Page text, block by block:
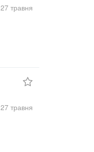
27 травня
27 травня